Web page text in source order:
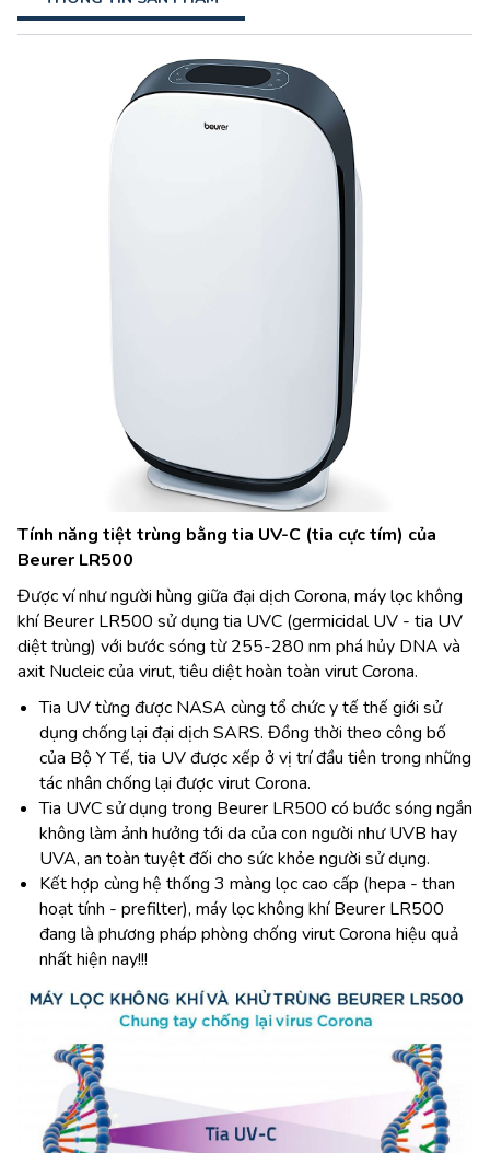
Tính năng tiệt trùng bằng tia UV-C (tia cực tím) của
Beurer LR500
Được ví như người hùng giữa đại dịch Corona, máy lọc không
khí Beurer LR500 sử dụng tia UVC (germicidal UV - tia UV
diệt trùng) với bước sóng từ 255-280 nm phá hủy DNA và
axit Nucleic của virut, tiêu diệt hoàn toàn virut Corona.
Tia UV từng được NASA cùng tổ chức y tế thế giới sử
dụng chống lại đại dịch SARS. Đồng thời theo công bố
của Bộ Y Tế, tia UV được xếp ở vị trí đầu tiên trong những
tác nhân chống lại được virut Corona.
Tia UVC sử dụng trong Beurer LR500 có bước sóng ngắn
không làm ảnh hưởng tới da của con người như UVB hay
UVA, an toàn tuyệt đối cho sức khỏe người sử dụng.
Kết hợp cùng hệ thống 3 màng lọc cao cấp (hepa - than
hoạt tính - prefilter), máy lọc không khí Beurer LR500
đang là phương pháp phòng chống virut Corona hiệu quả
nhất hiện nay!!!